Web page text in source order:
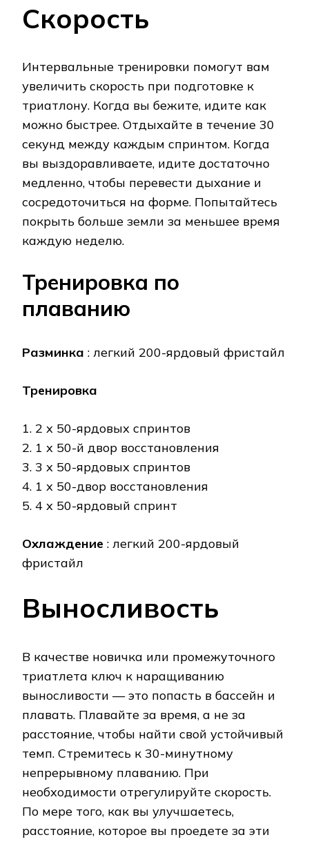
Скорость
Интервальные тренировки помогут вам
увеличить скорость при подготовке к
триатлону. Когда вы бежите, идите как
можно быстрее. Отдыхайте в течение 30
секунд между каждым спринтом. Когда
вы выздоравливаете, идите достаточно
медленно, чтобы перевести дыхание и
сосредоточиться на форме. Попытайтесь
покрыть больше земли за меньшее время
каждую неделю.
Тренировка по
плаванию
Разминка : легкий 200-ярдовый фристайл
Тренировка
1. 2 x 50-ярдовых спринтов
2. 1 x 50-й двор восстановления
3. 3 x 50-ярдовых спринтов
4. 1 x 50-двор восстановления
5. 4 x 50-ярдовый спринт
Охлаждение : легкий 200-ярдовый
фристайл
Выносливость
В качестве новичка или промежуточного
триатлета ключ к наращиванию
выносливости — это попасть в бассейн и
плавать. Плавайте за время, а не за
расстояние, чтобы найти свой устойчивый
темп. Стремитесь к 30-минутному
непрерывному плаванию. При
необходимости отрегулируйте скорость.
По мере того, как вы улучшаетесь,
расстояние, которое вы проедете за эти